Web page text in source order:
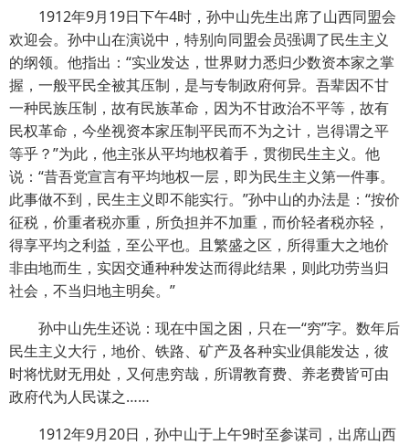
1912年9月19日下午4时，孙中山先生出席了山西同盟会
欢迎会。孙中山在演说中，特别向同盟会员强调了民生主义
的纲领。他指出：“实业发达，世界财力悉归少数资本家之掌
握，一般平民全被其压制，是与专制政府何异。吾辈因不甘
一种民族压制，故有民族革命，因为不甘政治不平等，故有
民权革命，今坐视资本家压制平民而不为之计，岂得谓之平
等乎？”为此，他主张从平均地权着手，贯彻民生主义。他
说：“昔吾党宣言有平均地权一层，即为民生主义第一件事。
此事做不到，民生主义即不能实行。”孙中山的办法是：“按价
征税，价重者税亦重，所负担并不加重，而价轻者税亦轻，
得享平均之利益，至公平也。且繁盛之区，所得重大之地价
非由地而生，实因交通种种发达而得此结果，则此功劳当归
社会，不当归地主明矣。”
孙中山先生还说：现在中国之困，只在一“穷”字。数年后
民生主义大行，地价、铁路、矿产及各种实业俱能发达，彼
时将忧财无用处，又何患穷哉，所谓教育费、养老费皆可由
政府代为人民谋之……
1912年9月20日，孙中山于上午9时至参谋司，出席山西